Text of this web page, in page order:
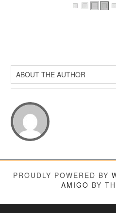
ABOUT THE AUTHOR
PROUDLY POWERED BY
AMIGO BY